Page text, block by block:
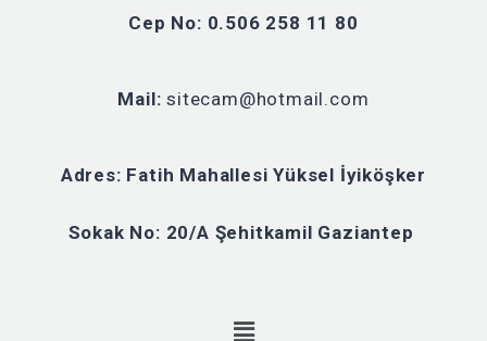
Cep No: 0.506 258 11 80
Mail:sitecam@hotmail.com
Adres: Fatih Mahallesi Yüksel İyiköşker
Sokak No: 20/A Şehitkamil Gaziantep